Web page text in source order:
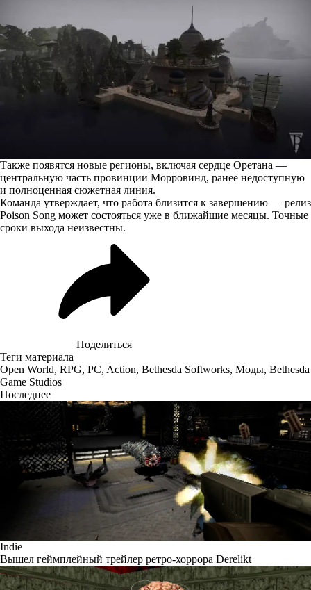
Также появятся новые регионы, включая сердце Оретана —
центральную часть провинции Морровинд, ранее недоступную
и полноценная сюжетная линия.
Команда утверждает, что работа близится к завершению — релиз
Poison Song может состояться уже в ближайшие месяцы. Точные
сроки выхода неизвестны.
Поделиться
Теги материала
Open World, RPG, PC, Action, Bethesda Softworks, Моды, Bethesda
Game Studios
Последнее
Indie
Вышел геймплейный трейлер ретро-хоррора Derelikt